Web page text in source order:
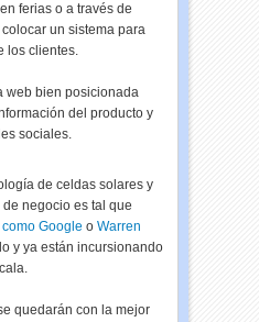
ferias o a través de
un sistema para
los clientes.
web bien posicionada
del producto y
sociales.
de celdas solares y
negocio es tal que
Google oWarren
y ya están incursionando
quedarán con la mejor